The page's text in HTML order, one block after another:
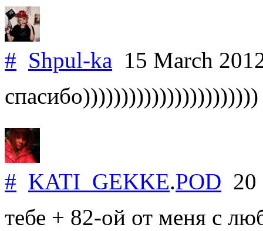
# Shpul-ka 15 March
спасибо)))))))))))))))))))))))
# KATI_GEKKE.POD
тебе + 82-ой от меня с